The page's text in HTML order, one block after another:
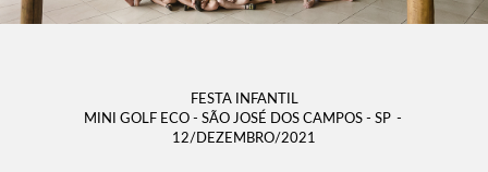
FESTA INFANTIL
MINI GOLF ECO - SÃO JOSÉ DOS CAMPOS - SP
12/DEZEMBRO/2021